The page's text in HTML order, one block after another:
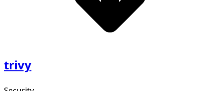
trivy